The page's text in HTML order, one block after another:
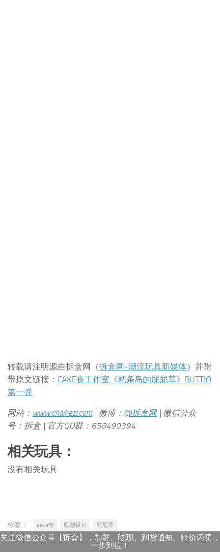
转载请注明源自拆盒网（拆盒网-潮流玩具新媒体）并附
带原文链接： CAKE丧工作室《粑条岛的屁屁草》BUTTIO
第一弹
网站： www.chaihezi.com| 微博： @拆盒网| 微信公众
号：拆盒 | 官方QQ群：658490394
相关玩具：
没有相关玩具
标签： cake丧 原创设计 屁屁草
关注微信公众号【拆盒】，加群、吃现、到货通知、特价闪卖，
一步到位！